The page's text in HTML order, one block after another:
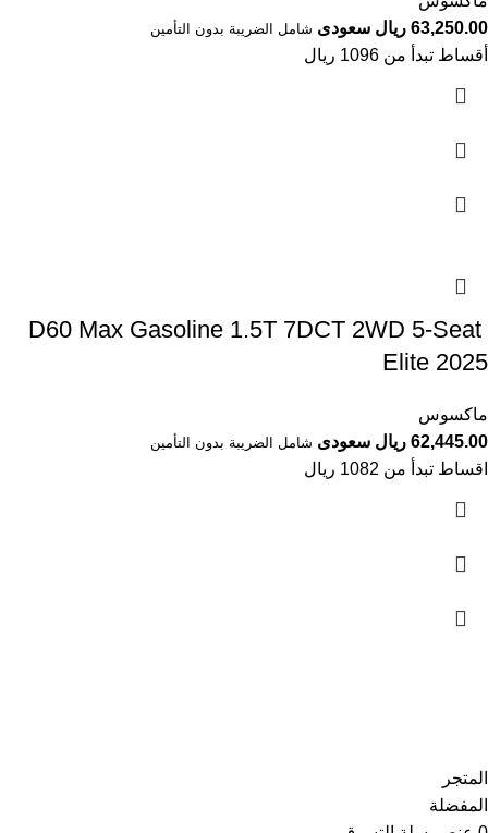
63,250.00 ريال سعودى
شامل الضريبة بدون التأمين
أقساط تبدأ من 1096 ريال
D60 Max Gasoline 1.5T 7DCT 2WD 5-Seat
Elite 2025
ماكسوس
62,445.00 ريال سعودى
شامل الضريبة بدون التأمين
اقساط تبدأ من 1082 ريال
المتجر
المفضلة